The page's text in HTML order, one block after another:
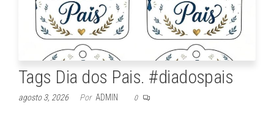
Tags Dia dos Pais. #diadospais
agosto 3, 2026 Por ADMIN 0